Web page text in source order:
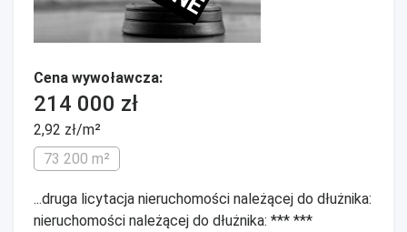
Cena wywoławcza:
214 000 zł
2,92 zł/m²
73 200 m²
...druga licytacja nieruchomości należącej do dłużnika:
nieruchomości należącej do dłużnika: *** ***